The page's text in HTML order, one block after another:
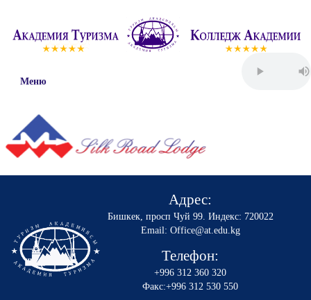
Меню
Адрес:
Бишкек, просп Чуй 99. Индекс: 720022
Email: Office@at.edu.kg
Телефон:
+996 312 360 320
Факс:+996 312 530 550